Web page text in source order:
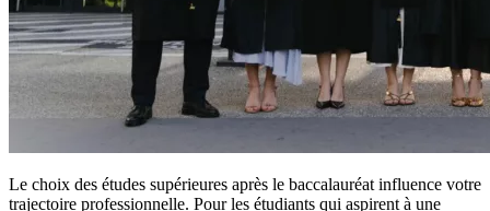
Le choix des études supérieures après le baccalauréat influence votre
trajectoire professionnelle. Pour les étudiants qui aspirent à une